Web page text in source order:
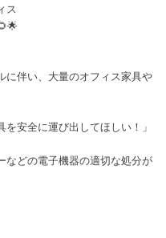
ス
に伴い、大量のオフィス家具や
を安全に運び出してほしい！」
などの電子機器の適切な処分が